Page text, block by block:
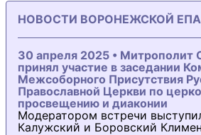
НОВОСТИ ВОРОНЕЖСКОЙ
30 апреля 2025 • Митрополит
принял участие в заседании
Межсоборного Присутствия
Православной Церкви по
просвещению и диаконии
Модератором встречи
Калужский и Боровский